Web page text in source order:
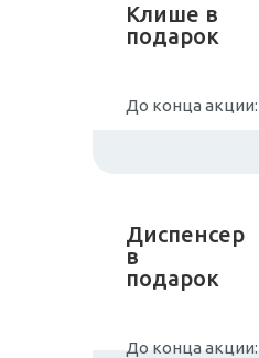
Клише в
подарок
До конца акции:
Диспенсер
в
подарок
До конца акции: